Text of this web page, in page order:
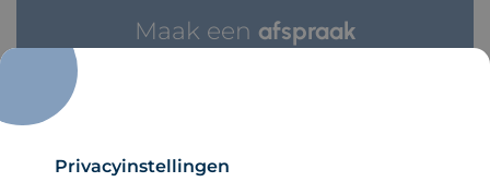
Maak een afspraak
Wij verwelkomen u graag in onze praktijk!
Privacyinstellingen